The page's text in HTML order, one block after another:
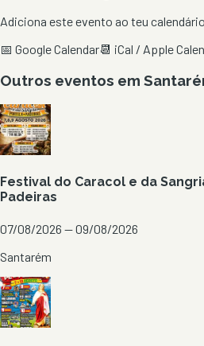
Adiciona este evento ao teu
📅 Google Calendar📆 iCal / Apple
Outros eventos em
Festival do Caracol e da
Padeiras
07/08/2026 — 09/08/2026
Santarém